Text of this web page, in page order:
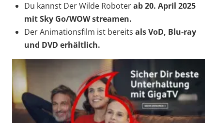
Du kannst Der Wilde Roboterab 20. April 2025
mit Sky Go/WOW streamen.
Der Animationsfilm ist bereits als VoD, Blu-ray
und DVD erhältlich.